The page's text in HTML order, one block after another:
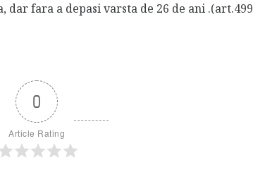
fara a depasi varsta de 26 de ani .(art.499
0
Article Rating